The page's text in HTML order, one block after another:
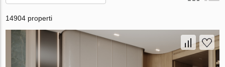
14904 properti